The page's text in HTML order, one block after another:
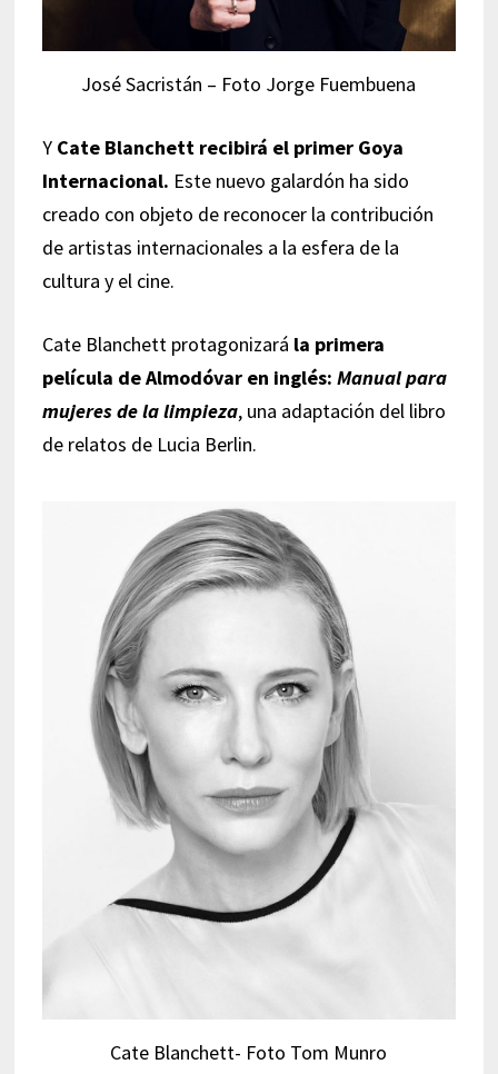
José Sacristán – Foto Jorge Fuembuena
YCate Blanchett recibirá el primer Goya
Internacional. Este nuevo galardón ha sido
creado con objeto de reconocer la contribución
de artistas internacionales a la esfera de la
cultura y el cine.
Cate Blanchett protagonizará la primera
película de Almodóvar en inglés: Manual para
mujeres de la limpieza, una adaptación del libro
de relatos de Lucia Berlin.
Cate Blanchett- Foto Tom Munro